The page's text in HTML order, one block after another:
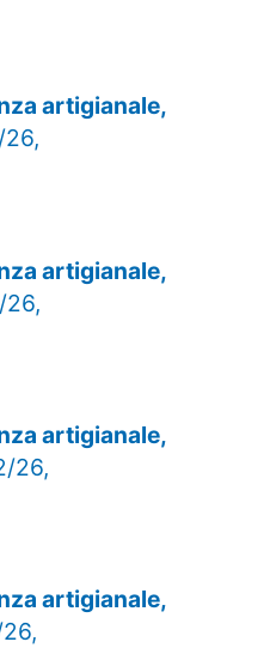
artigianale,
26,
artigianale,
26,
artigianale,
26,
artigianale,